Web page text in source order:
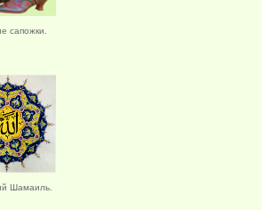
сапожки.
Шамаиль.